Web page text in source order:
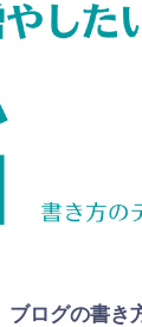
ブログの書き